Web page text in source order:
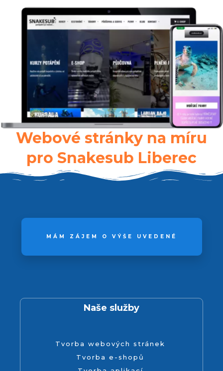
Webové stránky na míru
pro Snakesub Liberec
MÁM ZÁJEM O VÝŠE UVEDENÉ
Naše služby
Tvorba webových stránek
Tvorba e-shopů